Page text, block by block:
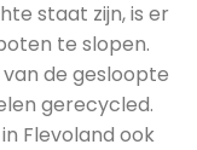
staat zijn, is er
te slopen.
de gesloopte
gerecycled.
Flevoland ook